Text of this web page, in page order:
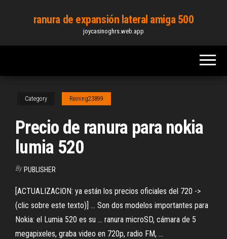
content
ranura de expansión lateral amiga 500
joycasinoghrs.web.app
Category Reining23899
Precio de ranura para nokia
lumia 520
By PUBLISHER
[ACTUALIZACION: ya están los precios oficiales del 720 ->
(clic sobre este texto)] ... Son dos modelos importantes para
Nokia: el Lumia 520 es su ... ranura microSD, cámara de 5
megapixeles, graba video en 720p, radio FM, ...